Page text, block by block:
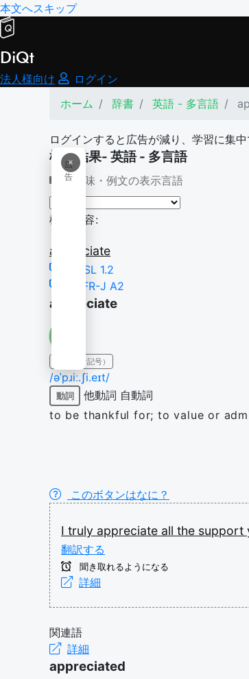
本文へスキップ
DiQt
法人様向け
ログイン
ホーム
辞書 英語 - 多言語
ログインすると広告が減り、学習に集中
×
広
告
検索結果- 英語 - 多言語
意味・例文の表示言語
検索内容:
appreciate
NGSL 1.2
CEFR-J A2
appreciate
IPA（発音記号）
/əˈpɹiː.ʃi.eɪt/
動詞 他動詞 自動詞
to be thankful for; to value or
このボタンはなに？
I truly appreciate all the support
翻訳する
聞き取れるようになる
詳細
関連語
詳細
appreciated